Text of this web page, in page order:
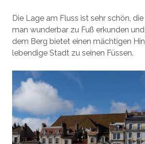
Die Lage am Fluss ist sehr schön,
man wunderbar zu Fuß erkunden
dem Berg bietet einen mächtigen
lebendige Stadt zu seinen Füssen.